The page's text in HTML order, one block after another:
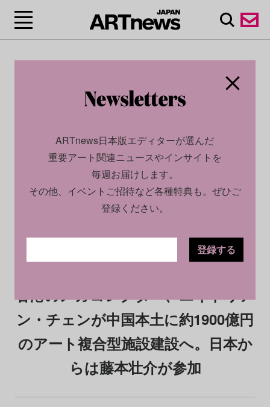
2022.07.29
香港のメガコレクター、エイドリア
ン・チェンが中国本土に約1900億円
のアート複合型施設建設へ。日本か
らは藤本壮介が参加
ARTnews日本版エディターが選んだ
重要アート関連ニュースやインサイトを
毎週お届けします。
その他、イベントご招待など各種特典も。ぜひご
登録ください。
登録する